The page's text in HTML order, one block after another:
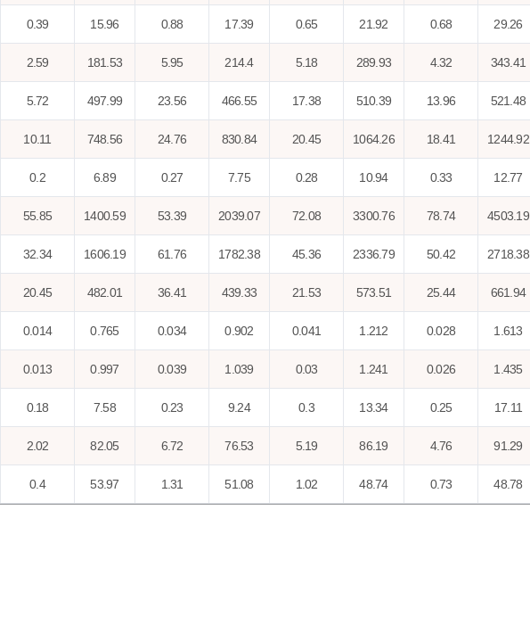
0.39 15.96 0.88 17.39 0.65 21.92 0.68 29.26
2.59 181.53 5.95 214.4 5.18 289.93 4.32 343.41
5.72 497.99 23.56 466.55 17.38 510.39 13.96 521.48
10.11 748.56 24.76 830.84 20.45 1064.26 18.41 1244.92
0.2 6.89 0.27 7.75 0.28 10.94 0.33 12.77
55.85 1400.59 53.39 2039.07 72.08 3300.76 78.74 4503.19
32.34 1606.19 61.76 1782.38 45.36 2336.79 50.42 2718.38
20.45 482.01 36.41 439.33 21.53 573.51 25.44 661.94
0.014 0.765 0.034 0.902 0.041 1.212 0.028 1.613
0.013 0.997 0.039 1.039 0.03 1.241 0.026 1.435
0.18 7.58 0.23 9.24 0.3 13.34 0.25 17.11
2.02 82.05 6.72 76.53 5.19 86.19 4.76 91.29
0.4 53.97 1.31 51.08 1.02 48.74 0.73 48.78